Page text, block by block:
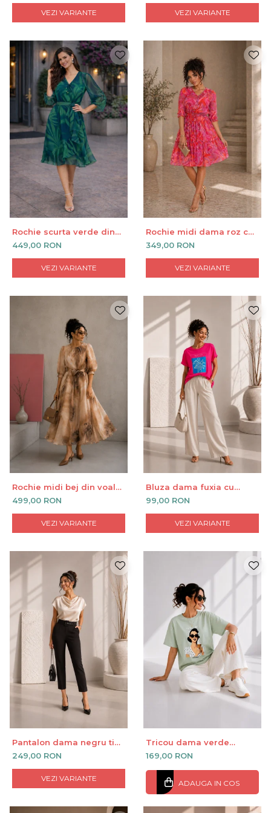
VEZI VARIANTE VEZI VARIANTE
Rochie scurta verde din
voal cu anchior si cordon
in talie
449,00 RON
VEZI VARIANTE
Rochie midi dama roz cu
imprimeu abstract floral
349,00 RON
VEZI VARIANTE
Rochie midi bej din voal
cu cordon in talie
499,00 RON
VEZI VARIANTE
Bluza dama fuxia cu
imprimeu SILENCE
99,00 RON
VEZI VARIANTE
Pantalon dama negru tip
creion cu talie inalta
249,00 RON
VEZI VARIANTE
Tricou dama verde
deschis cu imprimeu fata
imbracata cu alb si
inghetata in mana
169,00 RON
ADAUGA IN COS